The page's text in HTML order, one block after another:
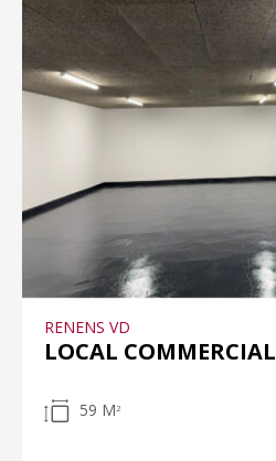
RENENS VD
LOCAL COMMERCIAL
59 M 2